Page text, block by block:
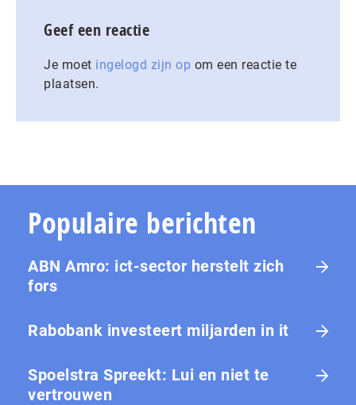
Geef een reactie
Je moet ingelogd zijn op om een reactie te
plaatsen.
Populaire berichten
ABN Amro: ict-sector herstelt zich
fors
Rabobank investeert miljarden in it
Spoelstra Spreekt: Lui en niet te
vertrouwen